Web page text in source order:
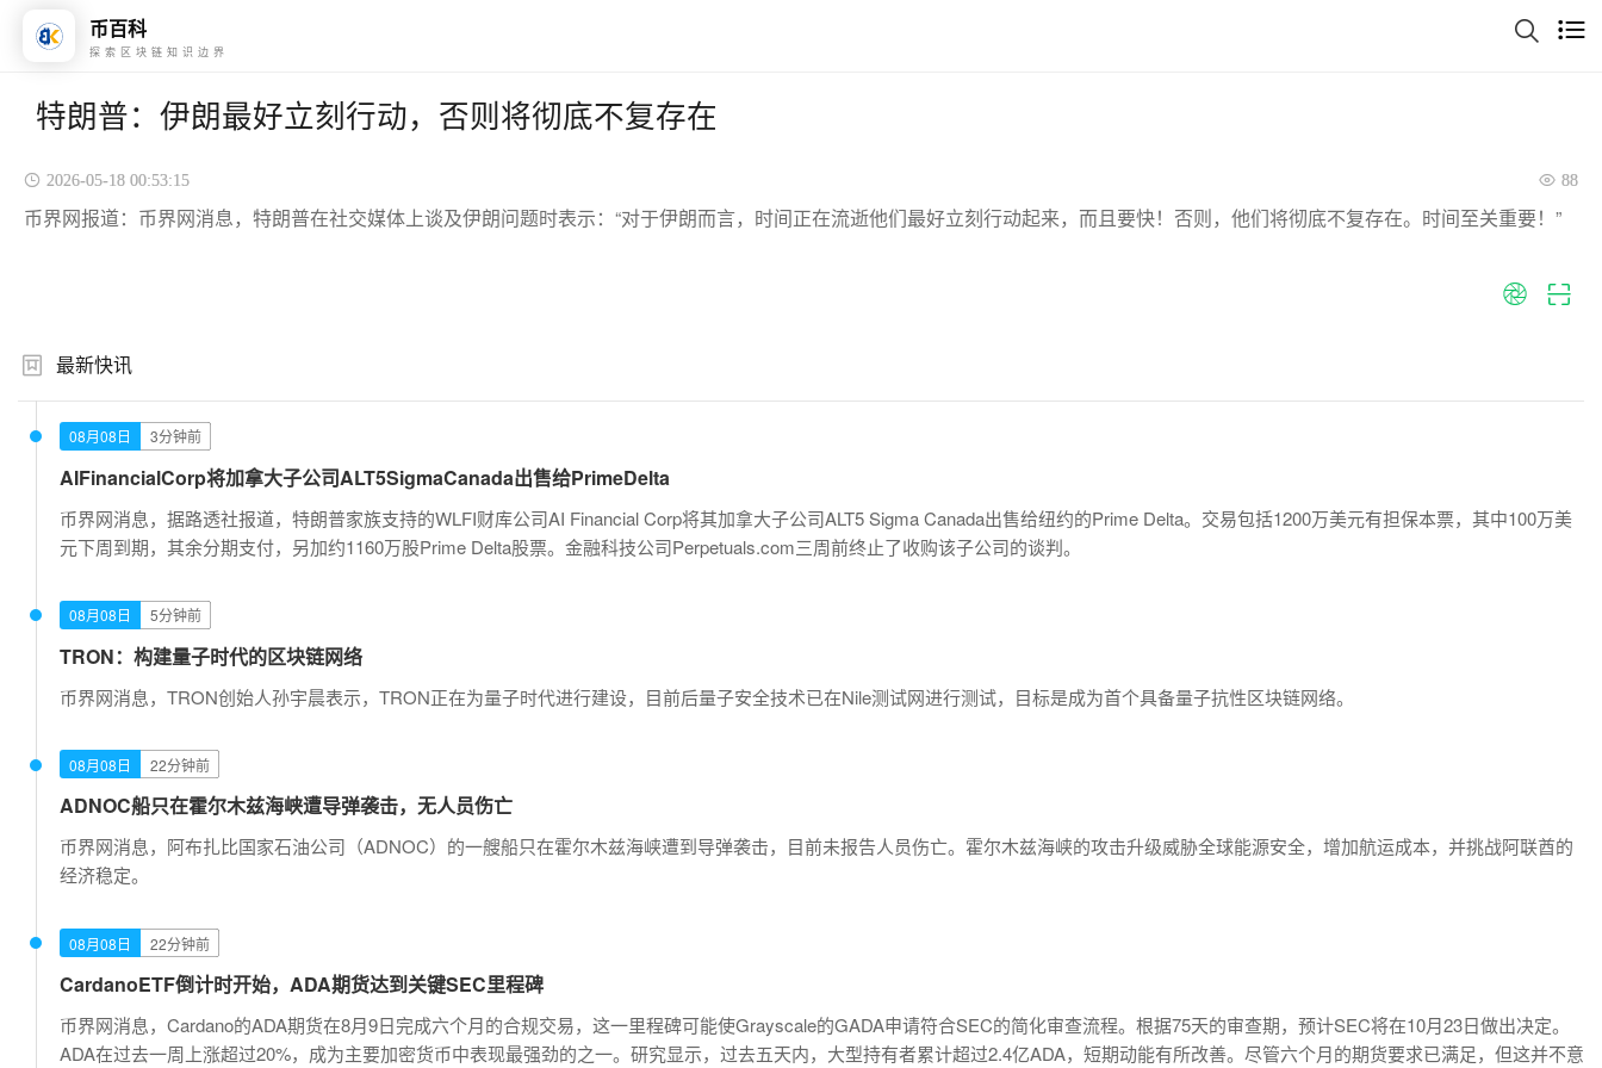
币百科
探索区块链知识边界
特朗普：伊朗最好立刻行动，否则将彻底不复存在
2026-05-18 00:53:15 88
币界网报道：币界网消息，特朗普在社交媒体上谈及伊朗问题时表示：“对于伊朗而言，时间正在流逝他们最好立刻行动起来，而且要快！否则，他们将彻底不复存在。时间至关重要！”
最新快讯
08月08日 3分钟前
AIFinancialCorp将加拿大子公司ALT5SigmaCanada出售给PrimeDelta
币界网消息，据路透社报道，特朗普家族支持的WLFI财库公司AI Financial Corp将其加拿大子公司ALT5 Sigma Canada出售给纽约的Prime Delta。交易包括1200万美元有担保本票，其中100万美
元下周到期，其余分期支付，另加约1160万股Prime Delta股票。金融科技公司Perpetuals.com三周前终止了收购该子公司的谈判。
08月08日 5分钟前
TRON：构建量子时代的区块链网络
币界网消息，TRON创始人孙宇晨表示，TRON正在为量子时代进行建设，目前后量子安全技术已在Nile测试网进行测试，目标是成为首个具备量子抗性区块链网络。
08月08日 22分钟前
ADNOC船只在霍尔木兹海峡遭导弹袭击，无人员伤亡
币界网消息，阿布扎比国家石油公司（ADNOC）的一艘船只在霍尔木兹海峡遭到导弹袭击，目前未报告人员伤亡。霍尔木兹海峡的攻击升级威胁全球能源安全，增加航运成本，并挑战阿联酋的
经济稳定。
08月08日 22分钟前
CardanoETF倒计时开始，ADA期货达到关键SEC里程碑
币界网消息，Cardano的ADA期货在8月9日完成六个月的合规交易，这一里程碑可能使Grayscale的GADA申请符合SEC的简化审查流程。根据75天的审查期，预计SEC将在10月23日做出决定。
ADA在过去一周上涨超过20%，成为主要加密货币中表现最强劲的之一。研究显示，过去五天内，大型持有者累计超过2.4亿ADA，短期动能有所改善。尽管六个月的期货要求已满足，但这并不意